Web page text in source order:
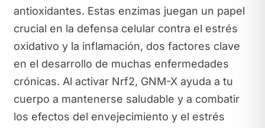
antioxidantes. Estas enzimas juegan un papel
crucial en la defensa celular contra el estrés
oxidativo y la inflamación, dos factores clave
en el desarrollo de muchas enfermedades
crónicas. Al activar Nrf2, GNM-X ayuda a tu
cuerpo a mantenerse saludable y a combatir
los efectos del envejecimiento y el estrés